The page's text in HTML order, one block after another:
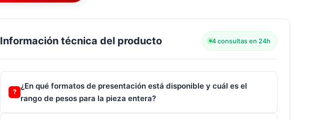
Información técnica del producto 4 consultas en 24h
?
¿En qué formatos de presentación está disponible y cuál es el
rango de pesos para la pieza entera?